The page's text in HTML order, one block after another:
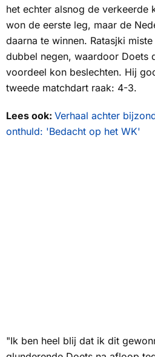
het echter alsnog de verkeerde
won de eerste leg, maar de
daarna te winnen. Ratasjki
dubbel negen, waardoor Doets
voordeel kon beslechten. Hij
tweede matchdart raak: 4-3.
Lees ook: Verhaal achter
onthuld: 'Bedacht op het WK'
"Ik ben heel blij dat ik dit